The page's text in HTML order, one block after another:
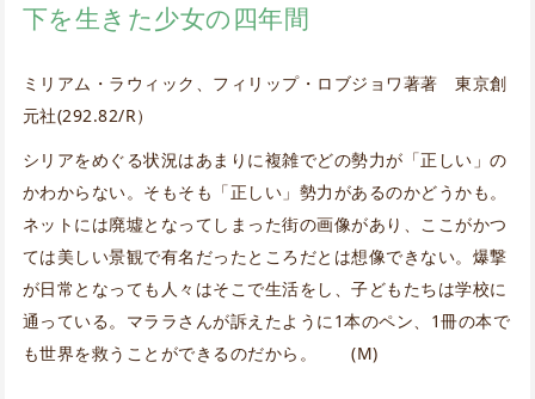
下を生きた少女の四年間
ミリアム・ラウィック、フィリップ・ロブジョワ著著 東京創
元社(292.82/R）
シリアをめぐる状況はあまりに複雑でどの勢力が「正しい」の
かわからない。そもそも「正しい」勢力があるのかどうかも。
ネットには廃墟となってしまった街の画像があり、ここがかつ
ては美しい景観で有名だったところだとは想像できない。爆撃
が日常となっても人々はそこで生活をし、子どもたちは学校に
通っている。マララさんが訴えたように1本のペン、1冊の本で
も世界を救うことができるのだから。 (M)